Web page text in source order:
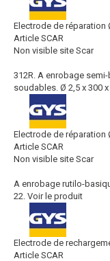
Electrode de réparation
Article SCAR
Non visible site Scar
312R. A enrobage
soudables. Ø 2,5 x 300 x
Electrode de réparation
Article SCAR
Non visible site Scar
A enrobage rutilo-
22. Voir le produit
Electrode de
Article SCAR